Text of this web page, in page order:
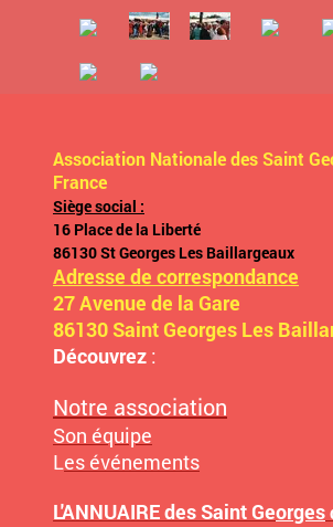
Association Nationale des Saint
France
Siège social :
16 Place de la Liberté
86130 St Georges Les Baillargeaux
Adresse de correspondance
27 Avenue de la Gare
86130 Saint Georges Les
Découvrez :
Notre association
Son équipe
Les événements
L'ANNUAIRE des Saint Georges